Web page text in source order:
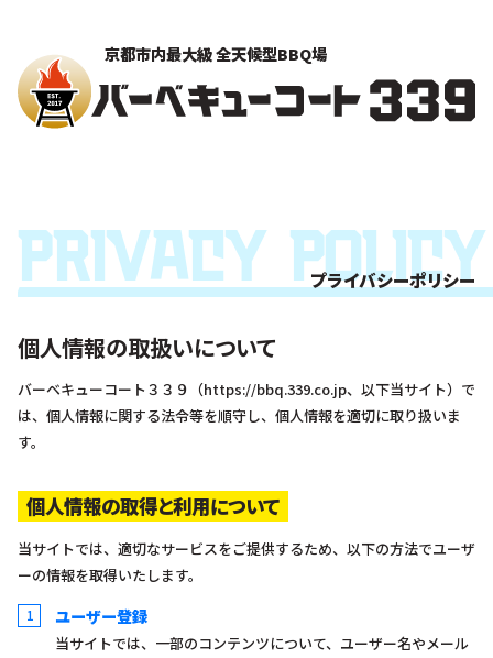
京都市内最大級 全天候型BBQ場
Privacy Policy
プライバシーポリシー
個人情報の取扱いについて
バーベキューコート３３９（https://bbq.339.co.jp、以下当サイト）で
は、個人情報に関する法令等を順守し、個人情報を適切に取り扱いま
す。
個人情報の取得と利用について
当サイトでは、適切なサービスをご提供するため、以下の方法でユーザ
ーの情報を取得いたします。
ユーザー登録
当サイトでは、一部のコンテンツについて、ユーザー名やメール